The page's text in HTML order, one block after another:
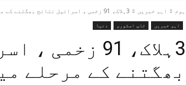
ہوم اہم خبریں 3ہلاک، 91 زخمی ، اسرائیل نتائج بھگتنے کے مرحلے میں داخل ہوچکا...
اہم خبریں ٹاپ اسٹوری دنیا
3ہلاک، 91
بھگتنے کے مرحلے